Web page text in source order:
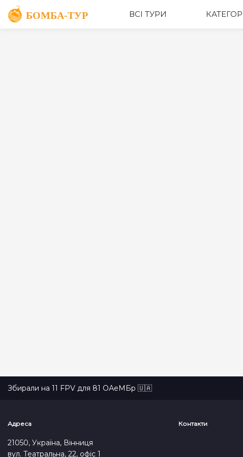
ВСІ ТУРИ
Пошук турів
Збирали на 11 FPV для 81 ОАеМБр 🇺🇦
Адреса
21050, Україна, Вінниця
вул. Театральна, 22, офіс 1
Контакти